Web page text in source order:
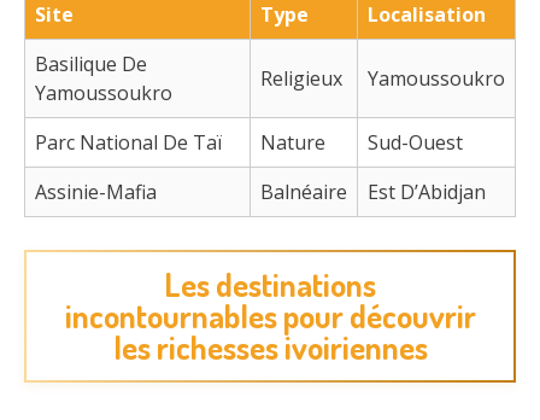
Site Type
Localisation
Basilique De
Yamoussoukro
Religieux Yamoussoukro
Parc National De Taï Nature
Sud-Ouest
Assinie-Mafia
Balnéaire Est D’Abidjan
Les destinations
incontournables pour découvrir
les richesses ivoiriennes